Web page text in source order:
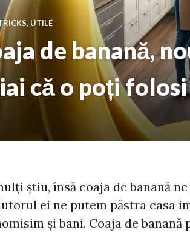
, UTILE
de banană,
că o poți folosi
știu, însă coaja de banană
ei ne putem păstra casa
și bani. Coaja de